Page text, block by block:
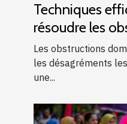
Techniques
résoudre les
domestiques
Les obstructions
les désagréments
une...